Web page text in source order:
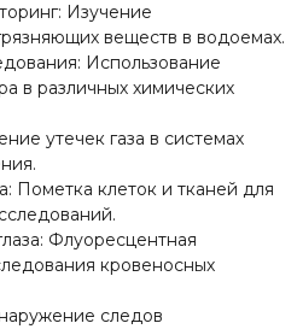
Изучение
веществ в водоемах.
Использование
в различных химических
утечек газа в системах
Пометка клеток и тканей для
Флуоресцентная
кровеносных
следов